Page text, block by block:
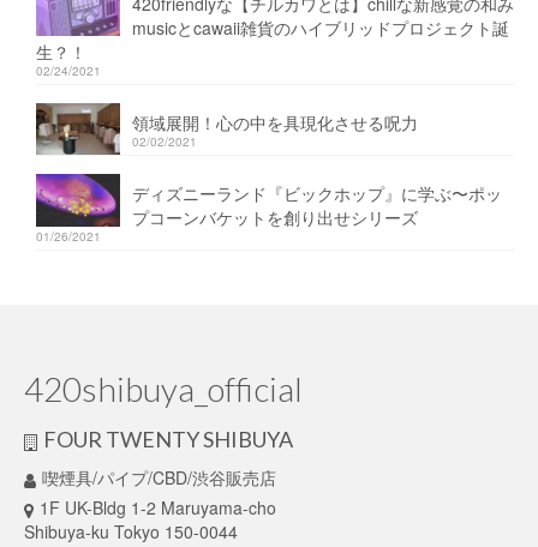
musicとcawaii雑貨のハイブリッドプロジェクト誕
生？！
02/24/2021
領域展開！心の中を具現化させる呪力
02/02/2021
ディズニーランド『ビックホップ』に学ぶ〜ポッ
プコーンバケットを創り出せシリーズ
01/26/2021
420shibuya_official
FOUR TWENTY SHIBUYA
喫煙具/パイプ/CBD/渋谷販売店
1F UK-Bldg 1-2 Maruyama-cho
Shibuya-ku Tokyo 150-0044